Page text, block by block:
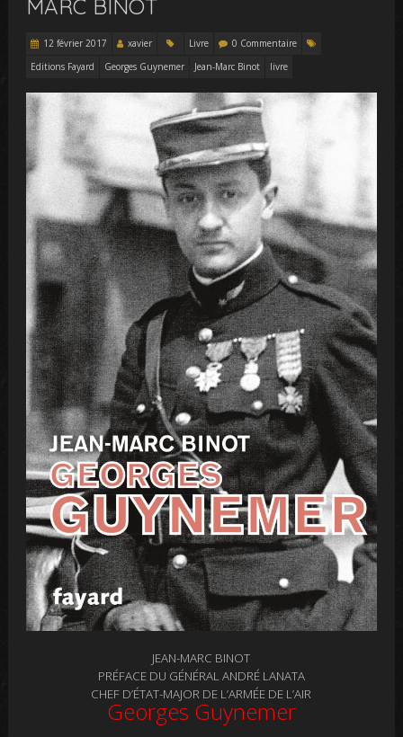
MARC BINOT
12 février 2017 xavier Livre
0 Commentaire
Editions Fayard
Georges Guynemer Jean-Marc Binot livre
JEAN-MARC BINOT
PRÉFACE DU GÉNÉRAL ANDRÉ LANATA
CHEF D’ÉTAT-MAJOR DE L’ARMÉE DE L’AIR
Georges Guynemer